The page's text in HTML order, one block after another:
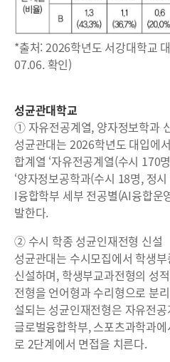
*출처: 2026학년도 서강대학교
07.06. 확인)
성균관대학교
① 자유전공계열, 양자정보학과
성균관대는 2026학년도 대입에
합계열 ‘자유전공계열(수시 170
‘양자정보공학과(수시 18명, 정
I융합학부 세부 전공별(AI융합운
발한다.
② 수시 학종 성균인재전형 신설
성균관대는 수시모집에서 학생
신설하며, 학생부교과전형의 성
전형을 언어형과 수리형으로 분
설되는 성균인재전형은 자유전
글로벌융합학부, 스포츠과학과
로 2단계에서 면접을 치른다.